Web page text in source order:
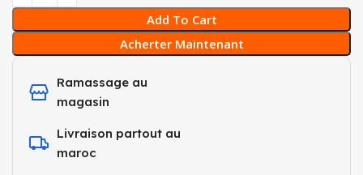
Add To Cart
Acherter Maintenant
Ramassage au
magasin
Livraison partout au
maroc